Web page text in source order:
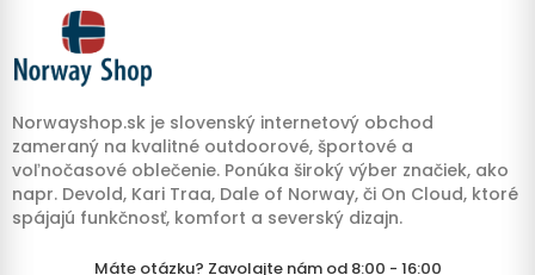
Norwayshop.sk je slovenský internetový obchod
zameraný na kvalitné outdoorové, športové a
voľnočasové oblečenie. Ponúka široký výber značiek, ako
napr. Devold, Kari Traa, Dale of Norway, či On Cloud, ktoré
spájajú funkčnosť, komfort a severský dizajn.
Máte otázku? Zavolajte nám od 8:00 - 16:00